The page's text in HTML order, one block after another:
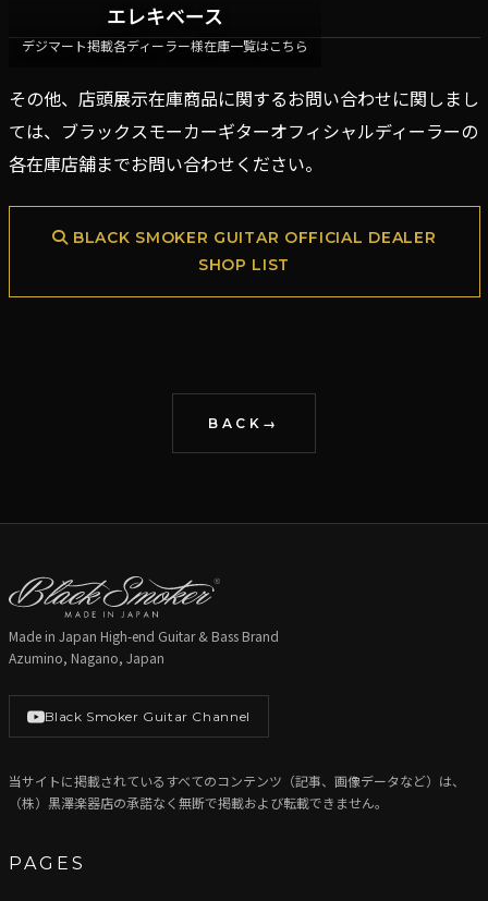
エレキベース
デジマート掲載各ディーラー様在庫一覧はこちら
その他、店頭展示在庫商品に関するお問い合わせに関しまし
ては、ブラックスモーカーギターオフィシャルディーラーの
各在庫店舗までお問い合わせください。
BLACK SMOKER GUITAR OFFICIAL DEALER
SHOP LIST
BACK
Made in Japan High-end Guitar & Bass Brand
Azumino, Nagano, Japan
Black Smoker Guitar Channel
当サイトに掲載されているすべてのコンテンツ（記事、画像データなど）は、
（株）黒澤楽器店の承諾なく無断で掲載および転載できません。
PAGES